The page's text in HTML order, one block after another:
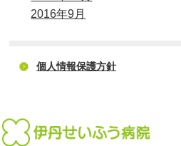
2016年9月
個人情報保護方針